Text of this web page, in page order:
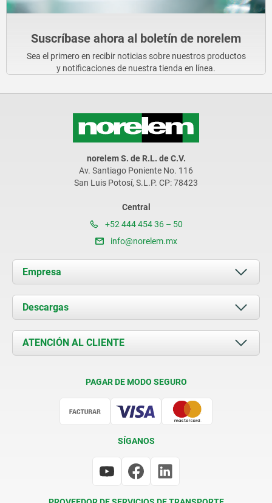
Suscríbase ahora al boletín de norelem
Sea el primero en recibir noticias sobre nuestros productos
y notificaciones de nuestra tienda en línea.
norelem S. de R.L. de C.V.
Av. Santiago Poniente No. 116
San Luis Potosí, S.L.P. CP: 78423
Central
+52 444 454 36 – 50
info@norelem.mx
Empresa
Acerca de nosotros
Novedades
Contacto
Descargas
Documents
ATENCIÓN AL CLIENTE
PAGAR DE MODO SEGURO
SÍGANOS